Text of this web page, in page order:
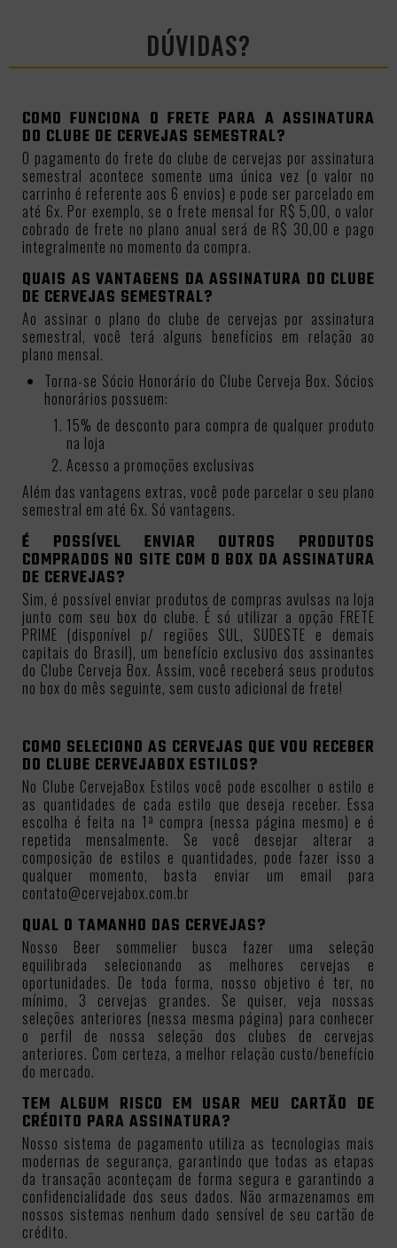
DÚVIDAS?
COMO FUNCIONA O FRETE PARA A ASSINATURA
DO CLUBE DE CERVEJAS SEMESTRAL?
O pagamento do frete do clube de cervejas por assinatura
semestral acontece somente uma única vez (o valor no
carrinho é referente aos 6 envios) e pode ser parcelado em
até 6x. Por exemplo, se o frete mensal for R$ 5,00, o valor
cobrado de frete no plano anual será de R$ 30,00 e pago
integralmente no momento da compra.
QUAIS AS VANTAGENS DA ASSINATURA DO CLUBE
DE CERVEJAS SEMESTRAL?
Ao assinar o plano do clube de cervejas por assinatura
semestral, você terá alguns benefícios em relação ao
plano mensal.
Torna-se Sócio Honorário do Clube Cerveja Box. Sócios
honorários possuem:
15% de desconto para compra de qualquer produto
na loja
Acesso a promoções exclusivas
Além das vantagens extras, você pode parcelar o seu plano
semestral em até 6x. Só vantagens.
É POSSÍVEL ENVIAR OUTROS PRODUTOS
COMPRADOS NO SITE COM O BOX DA ASSINATURA
DE CERVEJAS?
Sim, é possível enviar produtos de compras avulsas na loja
junto com seu box do clube. É só utilizar a opção FRETE
PRIME (disponível p/ regiões SUL, SUDESTE e demais
capitais do Brasil), um benefício exclusivo dos assinantes
do Clube Cerveja Box. Assim, você receberá seus produtos
no box do mês seguinte, sem custo adicional de frete!
COMO SELECIONO AS CERVEJAS QUE VOU RECEBER
DO CLUBE CERVEJABOX ESTILOS?
No Clube CervejaBox Estilos você pode escolher o estilo e
as quantidades de cada estilo que deseja receber. Essa
escolha é feita na 1ª compra (nessa página mesmo) e é
repetida mensalmente. Se você desejar alterar a
composição de estilos e quantidades, pode fazer isso a
qualquer momento, basta enviar um email para
contato@cervejabox.com.br
QUAL O TAMANHO DAS CERVEJAS?
Nosso Beer sommelier busca fazer uma seleção
equilibrada selecionando as melhores cervejas e
oportunidades. De toda forma, nosso objetivo é ter, no
mínimo, 3 cervejas grandes. Se quiser, veja nossas
seleções anteriores (nessa mesma página) para conhecer
o perfil de nossa seleção dos clubes de cervejas
anteriores. Com certeza, a melhor relação custo/benefício
do mercado.
TEM ALGUM RISCO EM USAR MEU CARTÃO DE
CRÉDITO PARA ASSINATURA?
Nosso sistema de pagamento utiliza as tecnologias mais
modernas de segurança, garantindo que todas as etapas
da transação aconteçam de forma segura e garantindo a
confidencialidade dos seus dados. Não armazenamos em
nossos sistemas nenhum dado sensível de seu cartão de
crédito.